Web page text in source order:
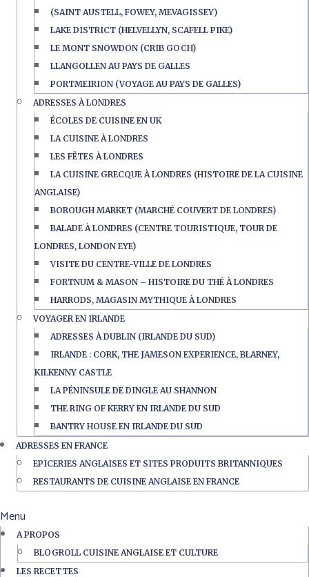
(SAINT AUSTELL, FOWEY, MEVAGISSEY)
LAKE DISTRICT (HELVELLYN, SCAFELL PIKE)
LE MONT SNOWDON (CRIB GOCH)
LLANGOLLEN AU PAYS DE GALLES
PORTMEIRION (VOYAGE AU PAYS DE GALLES)
ADRESSES À LONDRES
ÉCOLES DE CUISINE EN UK
LA CUISINE À LONDRES
LES FÊTES À LONDRES
LA CUISINE GRECQUE À LONDRES (HISTOIRE DE LA CUISINE
ANGLAISE)
BOROUGH MARKET (MARCHÉ COUVERT DE LONDRES)
BALADE À LONDRES (CENTRE TOURISTIQUE, TOUR DE
LONDRES, LONDON EYE)
VISITE DU CENTRE-VILLE DE LONDRES
FORTNUM & MASON – HISTOIRE DU THÉ À LONDRES
HARRODS, MAGASIN MYTHIQUE À LONDRES
VOYAGER EN IRLANDE
ADRESSES À DUBLIN (IRLANDE DU SUD)
IRLANDE : CORK, THE JAMESON EXPERIENCE, BLARNEY,
KILKENNY CASTLE
LA PÉNINSULE DE DINGLE AU SHANNON
THE RING OF KERRY EN IRLANDE DU SUD
BANTRY HOUSE EN IRLANDE DU SUD
ADRESSES EN FRANCE
EPICERIES ANGLAISES ET SITES PRODUITS BRITANNIQUES
RESTAURANTS DE CUISINE ANGLAISE EN FRANCE
Menu
A PROPOS
BLOGROLL CUISINE ANGLAISE ET CULTURE
LES RECETTES